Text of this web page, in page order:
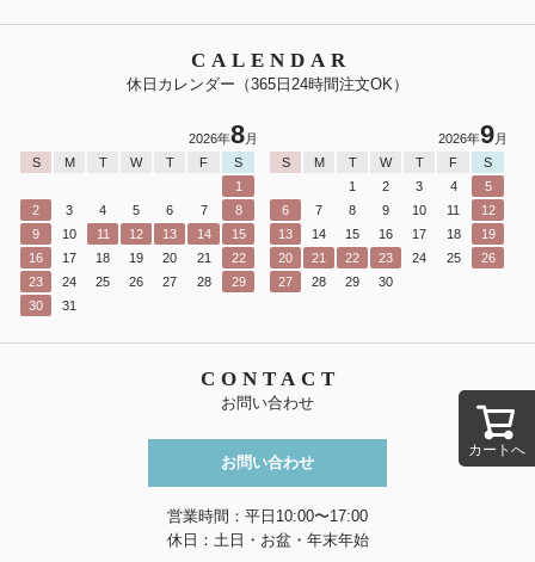
カートへ
CALENDAR
休日カレンダー（365日24時間注文OK）
2026年8月
S
M T W T F
S
1
2
3 4 5 6 7
8
9
10 11 12 13 14
15
16
17 18 19 20 21
22
23
24 25 26 27 28
29
30
31
2026年9月
S
M T W T F
S
1
2 3 4
5
6
7 8 9 10 11
12
13
14 15 16 17 18
19
20
21 22 23 24 25
26
27
28 29 30
CONTACT
お問い合わせ
お問い合わせ
営業時間：平日10:00〜17:00
休日：土日・お盆・年末年始